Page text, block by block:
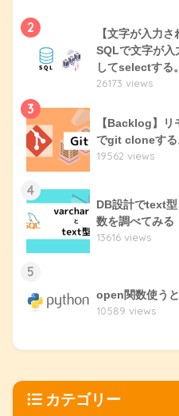
2
【文字が入力
SQLで文字が入
してselectする。
26173 views
3
【Backlog】
でgit cloneする
19562 views
4
DB設計でtext
数を調べてみる
13616 views
5
open関数使う
10589 views
カテゴリー